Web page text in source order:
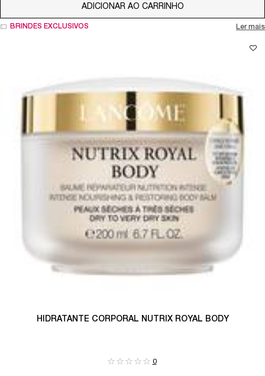
ADICIONAR AO CARRINHO
BRINDES EXCLUSIVOS Ler mais
HIDRATANTE CORPORAL NUTRIX ROYAL BODY
0